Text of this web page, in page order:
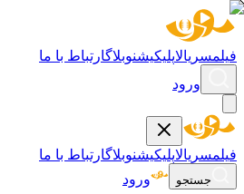
فیلمسریالاپلیکیشنوبلاگارتباط با ما
ورود
فیلمسریالاپلیکیشنوبلاگارتباط با ما
جستجو ورود